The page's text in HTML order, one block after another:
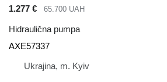
1.277 € 65.700 UAH
Hidraulična pumpa
AXE57337
Ukrajina, m. Kyiv